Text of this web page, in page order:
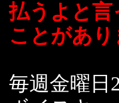
払うよと
ことがあり
毎週金曜日